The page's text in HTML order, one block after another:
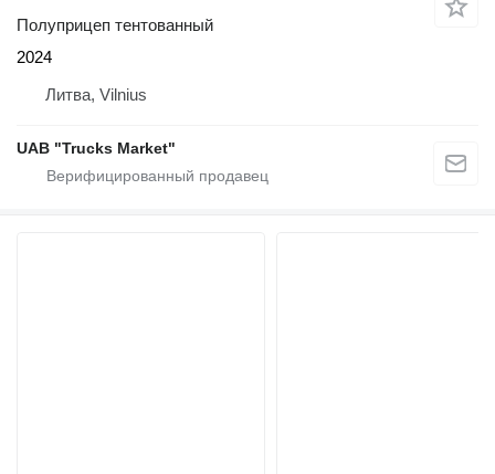
Полуприцеп тентованный
2024
Литва, Vilnius
UAB "Trucks Market"